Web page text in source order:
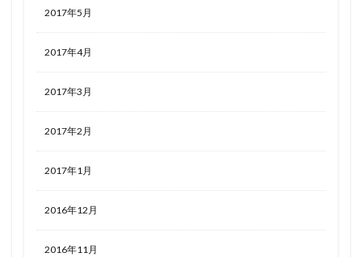
2017年5月
2017年4月
2017年3月
2017年2月
2017年1月
2016年12月
2016年11月